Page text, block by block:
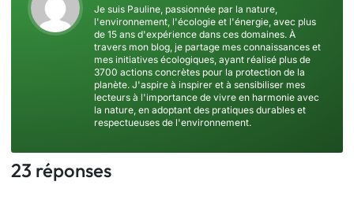
Je suis Pauline, passionnée par la nature,
l'environnement, l'écologie et l'énergie, avec plus
de 15 ans d'expérience dans ces domaines. À
travers mon blog, je partage mes connaissances et
mes initiatives écologiques, ayant réalisé plus de
3700 actions concrètes pour la protection de la
planète. J'aspire à inspirer et à sensibiliser mes
lecteurs à l'importance de vivre en harmonie avec
la nature, en adoptant des pratiques durables et
respectueuses de l'environnement.
23 réponses